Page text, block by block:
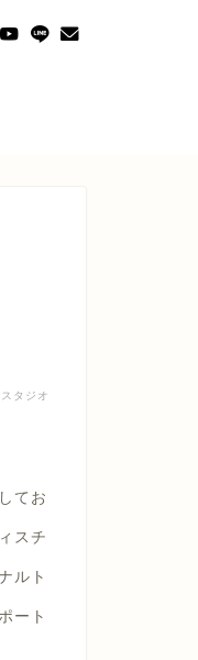
タジオ
てお
スチ
ルト
ート